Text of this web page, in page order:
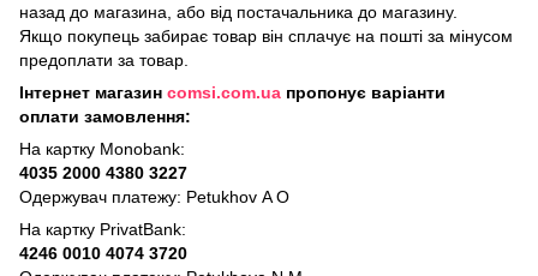
назад до магазина, або від постачальника до магазину.
Якщо покупець забирає товар він сплачує на пошті за мінусом
предоплати за товар.
Інтернет магазин comsi.com.ua пропонує варіанти
оплати замовлення:
На картку Monobank:
4035 2000 4380 3227
Одержувач платежу: Petukhov A O
На картку PrivatBank:
4246 0010 4074 3720